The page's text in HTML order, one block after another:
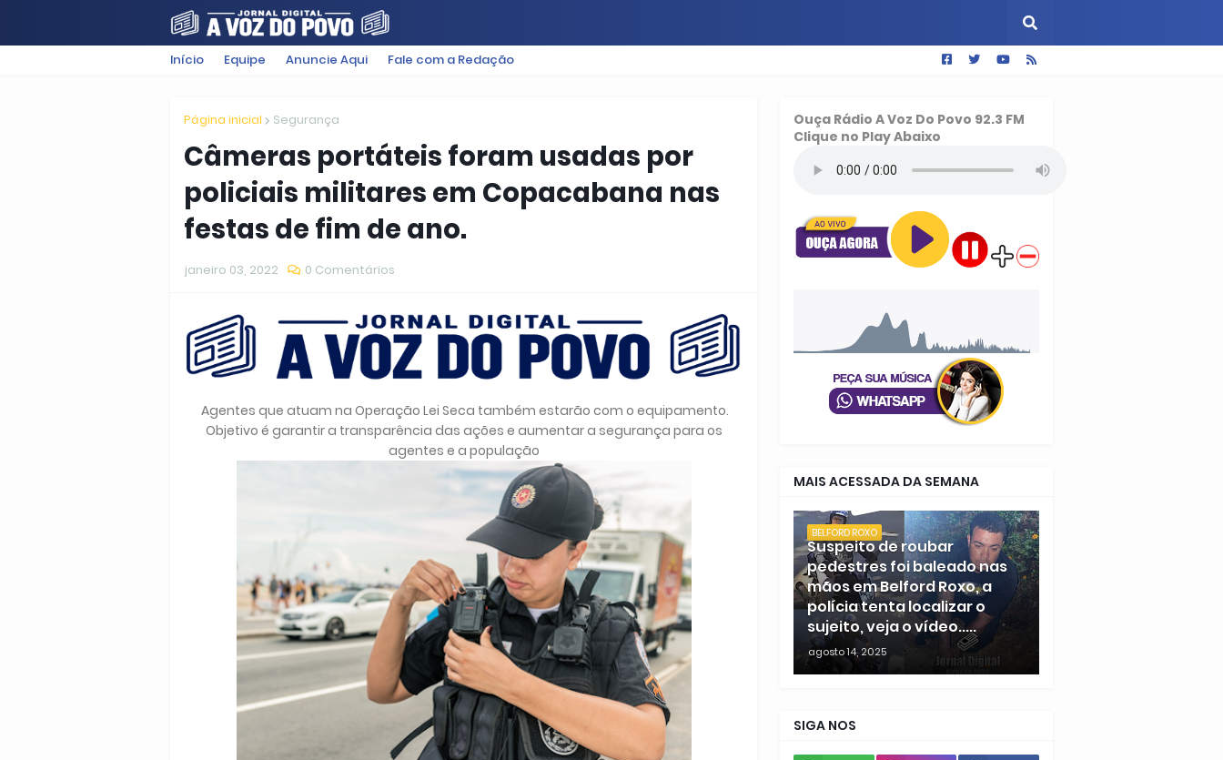
FILMES POLÍTICA SUGESTÕES BAIXADA
Início Equipe Anuncie Aqui Fale com a Redação
Página inicial Segurança
Câmeras portáteis foram usadas por
policiais militares em Copacabana nas
festas de fim de ano.
janeiro 03, 2022 0 Comentários
Agentes que atuam na Operação Lei Seca também estarão com o equipamento.
Objetivo é garantir a transparência das ações e aumentar a segurança para os
agentes e a população
Ouça Rádio A Voz Do Povo 92.3 FM
Clique no Play Abaixo
MAIS ACESSADA DA SEMANA
BELFORD ROXO
Suspeito de roubar
pedestres foi baleado nas
mãos em Belford Roxo, a
polícia tenta localizar o
sujeito, veja o vídeo.....
agosto 14, 2025
SIGA NOS